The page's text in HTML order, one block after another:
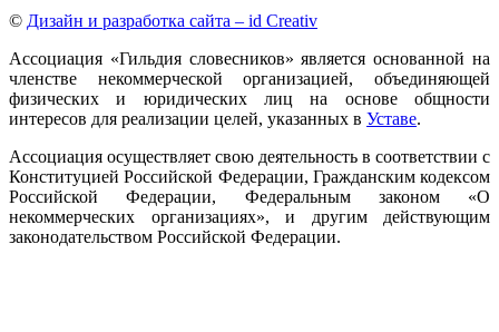
© Дизайн и разработка сайта – id Creativ
Ассоциация «Гильдия словесников» является основанной на
членстве некоммерческой организацией, объединяющей
физических и юридических лиц на основе общности
интересов для реализации целей, указанных в Уставе.
Ассоциация осуществляет свою деятельность в соответствии с
Конституцией Российской Федерации, Гражданским кодексом
Российской Федерации, Федеральным законом «О
некоммерческих организациях», и другим действующим
законодательством Российской Федерации.